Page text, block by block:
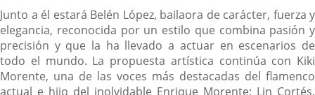
Junto a él estará Belén López, bailaora de carácter, fuerza y
elegancia, reconocida por un estilo que combina pasión y
precisión y que la ha llevado a actuar en escenarios de
todo el mundo. La propuesta artística continúa con Kiki
Morente, una de las voces más destacadas del flamenco
actual e hijo del inolvidable Enrique Morente; Lin Cortés,